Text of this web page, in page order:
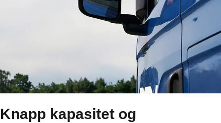
Knapp kapasitet og